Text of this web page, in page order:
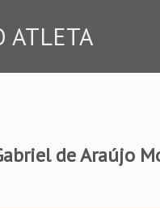
ATLETA
de Araújo